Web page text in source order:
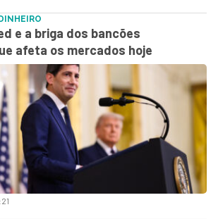
e a briga dos bancões
afeta os mercados hoje